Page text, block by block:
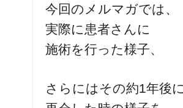
今回のメルマガでは、
実際に患者さんに
施術を行った様子、
さらにはその約1年後に